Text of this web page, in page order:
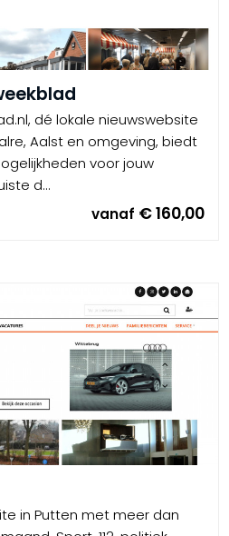
dé lokale nieuwswebsite
Aalst en omgeving, biedt
voor jouw
d...
vanaf € 160,00
in Putten met meer dan